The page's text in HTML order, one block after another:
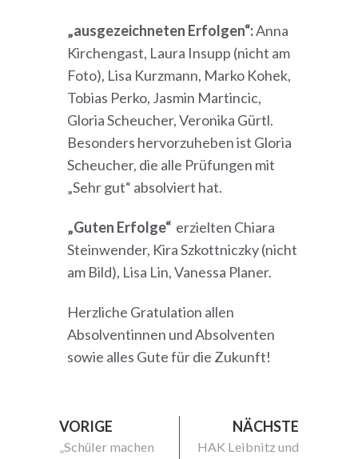
„ausgezeichneten Erfolgen“:Anna
Kirchengast, Laura Insupp (nicht am
Foto), Lisa Kurzmann, Marko Kohek,
Tobias Perko, Jasmin Martincic,
Gloria Scheucher, Veronika Gürtl.
Besonders hervorzuheben ist Gloria
Scheucher, die alle Prüfungen mit
„Sehr gut“ absolviert hat.
„Guten Erfolge“ erzielten Chiara
Steinwender, Kira Szkottniczky (nicht
am Bild), Lisa Lin, Vanessa Planer.
Herzliche Gratulation allen
Absolventinnen und Absolventen
sowie alles Gute für die Zukunft!
VORIGE
„Schüler machen
NÄCHSTE
HAK Leibnitz und